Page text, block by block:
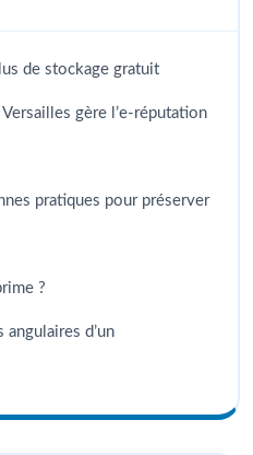
de stockage gratuit
gère l’e-réputation
pratiques pour préserver
?
angulaires d’un